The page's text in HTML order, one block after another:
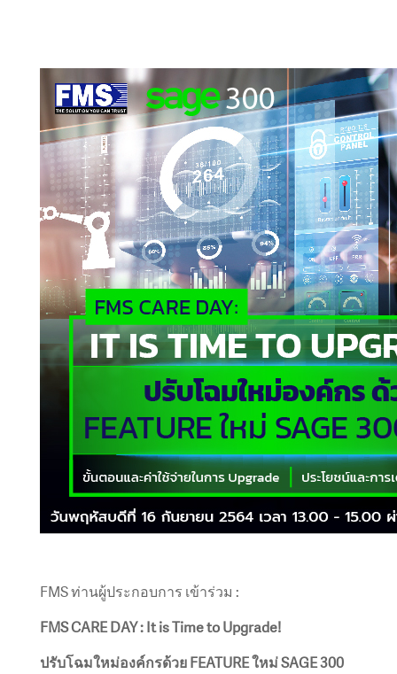
FMS ท่านผู้ประกอบการ เข้าร่วม :
FMS CARE DAY : It is Time to Upgrade!
ปรับโฉมใหม่องค์กรด้วย FEATURE ใหม่ SAGE 300